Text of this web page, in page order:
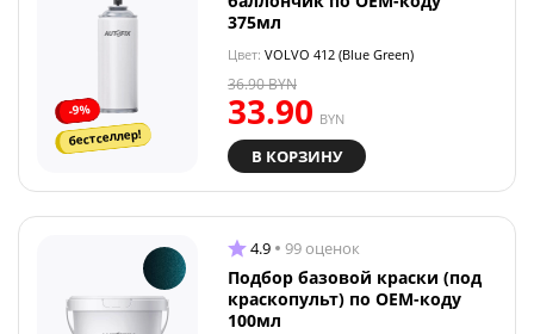
-9%
бестселлер!
375мл
Цвет: VOLVO 412 (Blue Green)
33.90 BYN
36.90BYN
В КОРЗИНУ
4.9 99 оценок
Подбор базовой краски (под
краскопульт) по OEM-коду
100мл